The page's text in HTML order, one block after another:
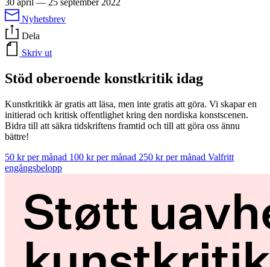
Nyhetsbrev
Dela
Skriv ut
Stöd oberoende konstkritik idag
Kunstkritikk är gratis att läsa, men inte gratis att göra. Vi skapar en
initierad och kritisk offentlighet kring den nordiska konstscenen.
Bidra till att säkra tidskriftens framtid och till att göra oss ännu
bättre!
50 kr per månad 100 kr per månad 250 kr per månad Valfritt
engångsbelopp